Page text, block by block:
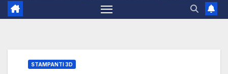
STAMPANTI 3D